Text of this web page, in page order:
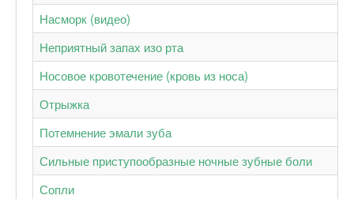
Насморк (видео)
Неприятный запах изо рта
Носовое кровотечение (кровь из носа)
Отрыжка
Потемнение эмали зуба
Сильные приступообразные ночные зубные боли
Сопли